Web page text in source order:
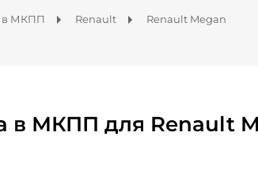
в МКПП Renault Renault Megan
в МКПП для Renault